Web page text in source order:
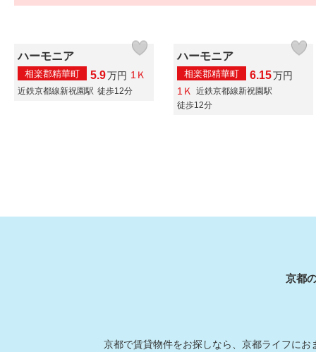
ハーモニア
相楽郡精華町 5.9万円 1Ｋ
近鉄京都線新祝園駅 徒歩12分
ハーモニア
相楽郡精華町 6.15万円
1Ｋ
近鉄京都線新祝園駅
徒歩12分
京都
京都で賃貸物件をお探しなら、京都ライフに